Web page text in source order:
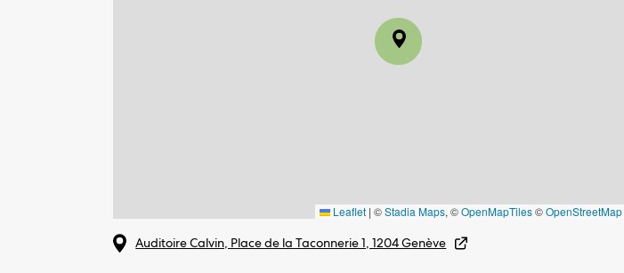
Leaflet | ©Stadia Maps, ©OpenMapTiles©OpenStreetMap
Auditoire Calvin, Place de la Taconnerie 1, 1204 Genève